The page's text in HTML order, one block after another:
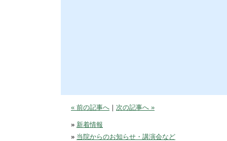
« 前の記事へ ｜ 次の記事へ »
» 新着情報
» 当院からのお知らせ・講演会など